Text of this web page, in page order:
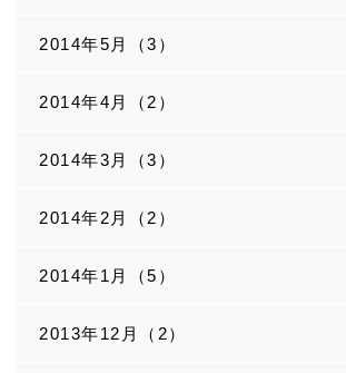
2014年5月（3）
2014年4月（2）
2014年3月（3）
2014年2月（2）
2014年1月（5）
2013年12月（2）